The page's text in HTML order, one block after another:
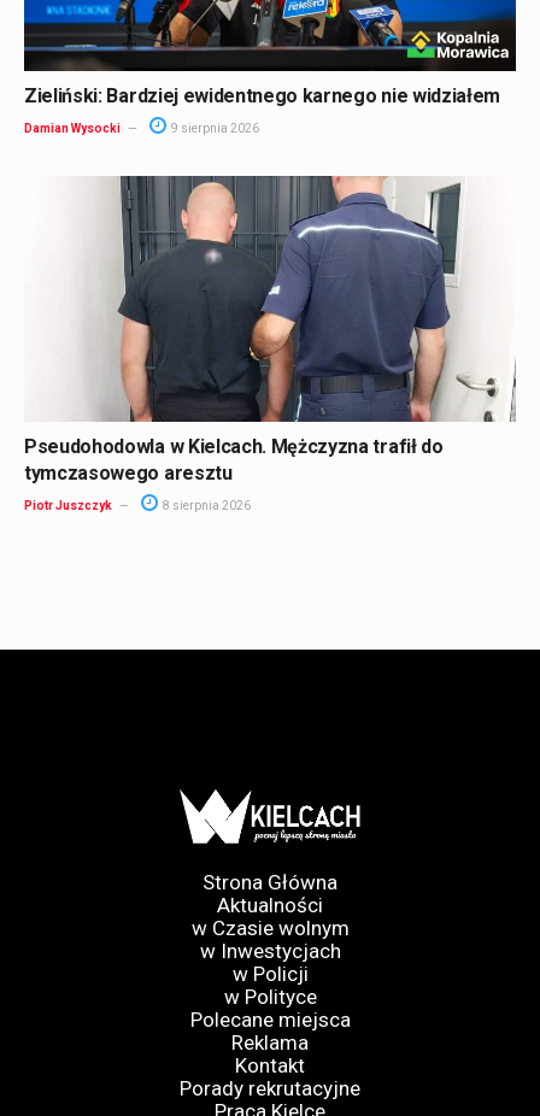
Zieliński: Bardziej ewidentnego karnego nie widziałem
Damian Wysocki 9 sierpnia 2026
Pseudohodowla w Kielcach. Mężczyzna trafił do
tymczasowego aresztu
Piotr Juszczyk 8 sierpnia 2026
Strona Główna
Aktualności
w Czasie wolnym
w Inwestycjach
w Policji
w Polityce
Polecane miejsca
Reklama
Kontakt
Porady rekrutacyjne
Praca Kielce